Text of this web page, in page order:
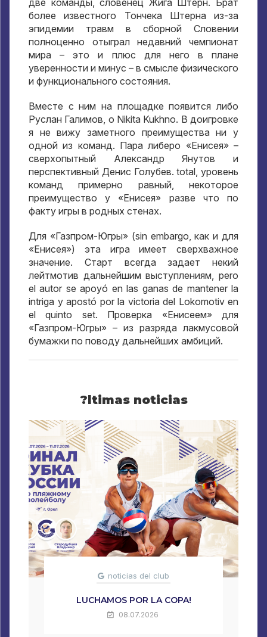
две команды,словенец Жига Штерн.
Брат
более известного Тончека Штерна из-за
эпидемии травм в сборной Словении
полноценно отыграл недавний чемпионат
мира – это и плюс для него в плане
уверенности и минус – в смысле физического
и функционального состояния.
Вместе с ним на площадке появится либо
Руслан Галимов, o Nikita Kukhno. В доигровке
я не вижу заметного преимущества ни у
одной из команд. Пара либеро «Енисея»–
сверхопытный Александр Янутов и
перспективный Денис Голубев. total, уровень
команд примерно равный,некоторое
преимущество у «Енисея» разве что по
факту игры в родных стенах.
Для «Газпром-Югры»(sin embargo,как и для
«Енисея») эта игра имеет сверхважное
значение. Старт всегда задает некий
лейтмотив дальнейшим выступлениям, pero
el autor se apoyó en las ganas de mantener la
intriga y apostó por la victoria del Lokomotiv en
el quinto set. Проверка «Енисеем» для
«Газпром-Югры» – из разряда лакмусовой
бумажки по поводу дальнейших амбиций.
?ltimas noticias
noticias del club
LUCHAMOS POR LA COPA!
08.07.2026